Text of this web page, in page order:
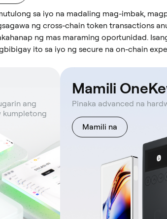
sa iyo na madaling mag-imbak,
ng cross-chain token transactions
ng mas maraming oportunidad.
ito sa iyo ng secure na on-chain
ang
kumpletong
Mamili
Pinaka advanced na
Mamili na